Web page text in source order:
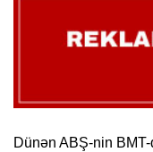
Dünən ABŞ-nin